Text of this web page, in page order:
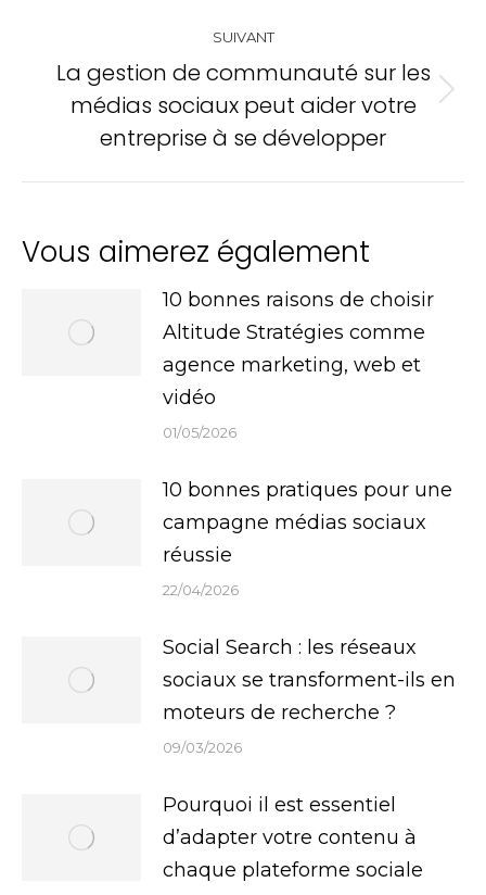
SUIVANT
Onglet
suivant
La gestion de communauté sur les
médias sociaux peut aider votre
entreprise à se développer
Vous aimerez également
10 bonnes raisons de choisir
Altitude Stratégies comme
agence marketing, web et
vidéo
01/05/2026
10 bonnes pratiques pour une
campagne médias sociaux
réussie
22/04/2026
Social Search : les réseaux
sociaux se transforment-ils en
moteurs de recherche ?
09/03/2026
Pourquoi il est essentiel
d’adapter votre contenu à
chaque plateforme sociale